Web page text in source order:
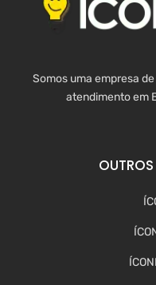
Somos uma empresa
atendimento em